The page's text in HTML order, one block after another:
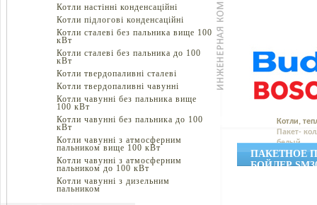
Котли настінні конденсаційні
Котли підлогові конденсаційні
Котли сталеві без пальника вище 100
кВт
Котли сталеві без пальника до 100
кВт
Котли твердопаливні сталеві
Котли твердопаливні чавунні
Котли чавунні без пальника вище
100 кВт
Котли чавунні без пальника до 100
кВт
Котли чавунні з атмосферним
пальником вище 100 кВт
Котли чавунні з атмосферним
пальником до 100 кВт
Котли чавунні з дизельним
пальником
Котли,
Пакет-
белый
ПАКЕТНОЕ
БОЙЛЕР